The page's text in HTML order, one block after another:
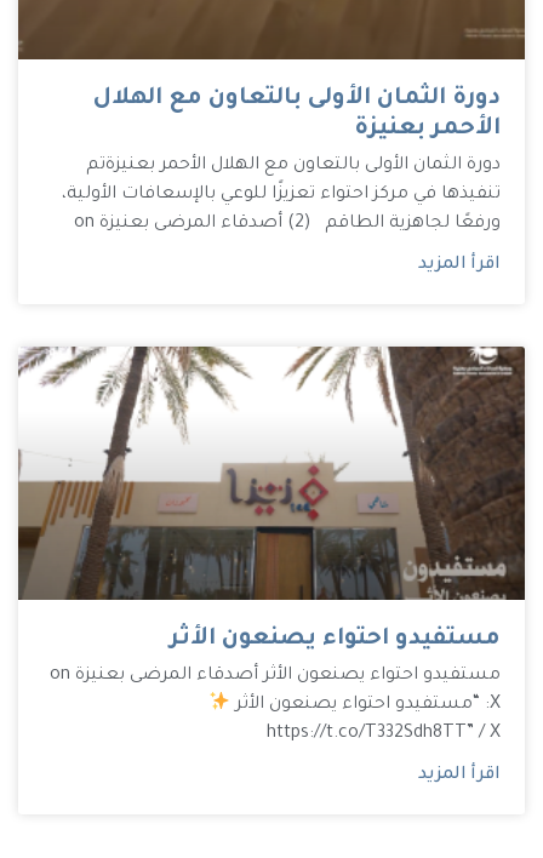
دورة الثمان الأولى بالتعاون مع الهلال
الأحمر بعنيزة
دورة الثمان الأولى بالتعاون مع الهلال الأحمر بعنيزة تم
تنفيذها في مركز احتواء تعزيزًا للوعي بالإسعافات الأولية،
ورفعًا لجاهزية الطاقم (2) أصدقاء المرضى بعنيزة on
اقرأ المزيد
مستفيدو احتواء يصنعون الأثر
مستفيدو احتواء يصنعون الأثر أصدقاء المرضى بعنيزة on
X: “مستفيدو احتواء يصنعون الأثر
https://t.co/T332Sdh8TT” / X
اقرأ المزيد